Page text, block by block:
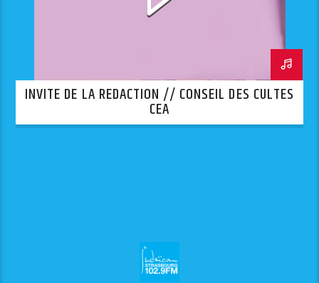
INVITE DE LA REDACTION // CONSEIL DES CULTES
CEA